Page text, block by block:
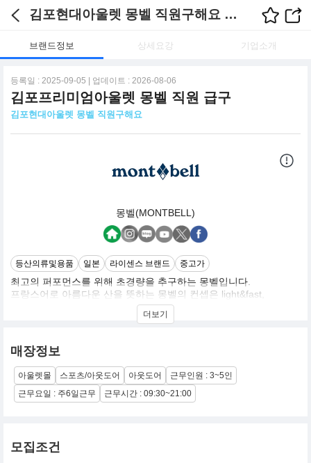
김포현대아울렛 몽벨 직원구해요 채용정보
브랜드정보 상세요강 기업소개
등록일 : 2025-09-05 | 업데이트 : 2026-08-06
김포프리미엄아울렛 몽벨 직원 급구
김포현대아울렛 몽벨 직원구해요
몽벨(MONTBELL)
등산의류및용품 일본 라이센스 브랜드 중고가
최고의 퍼포먼스를 위해 초경량을 추구하는 몽벨입니다.
프랑스어로 아름다운 산을 뜻하는 몽벨의 컨셉은 light&fast,
몽벨은 보이기 위한 화려함보다는 품질을 최우선으로 하고 있습니
더보기
매장정보
아울렛몰 스포츠/아웃도어 아웃도어
근무인원 : 3~5인
근무요일 : 주6일근무
근무시간 : 09:30~21:00
모집조건